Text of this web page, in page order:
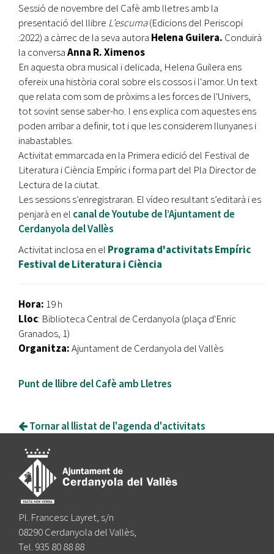
Sessió de novembre del Cafè amb lletres amb la
presentació del llibre L'escuma(Edicions del Periscopi
:2022) a càrrec de la seva autora Helena Guilera. Conduirà
la conversaAnna R. Ximenos
En aquesta obra musical i delicada, Helena Guilera ens
ofereix una història coral sobre els cossos i l'amor. Un text
que relata com som de pròxims a les forces de l'Univers,
tot sovint sense saber-ho. I ens explica com aquestes ens
poden arribar a definir, tot i que les considerem llunyanes i
inabastables.
Activitat emmarcada en la Primera edició del Festival de
Literatura i Ciència Empíric i forma part del Pla Director de
Lectura de la ciutat.
Les sessions s’enregistraran. El vídeo resultant s’editarà i es
penjarà en el canal de Youtube de l’Ajuntament de
Cerdanyola del Vallès
Activitat inclosa en el Programa d'activitats Empíric
Festival de Literatura i Ciència
Hora: 19 h
Lloc: Biblioteca Central de Cerdanyola (plaça d'Enric
Granados, 1)
Organitza:Ajuntament de Cerdanyola del Vallès
Punt de llibre del Cafè amb Lletres
Tornar al llistat de l'agenda d'activitats
Pl. Francesc Layret, s/n
08290 Cerdanyola del Vallès,
Tel. 935 80 88 88